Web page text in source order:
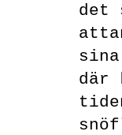
det
där